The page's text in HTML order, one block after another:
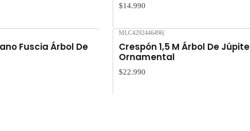
$14.990
Fuscia Árbol De
MLC4292446496|
Crespón 1,5 M Árbol De Júpite
Ornamental
$22.990